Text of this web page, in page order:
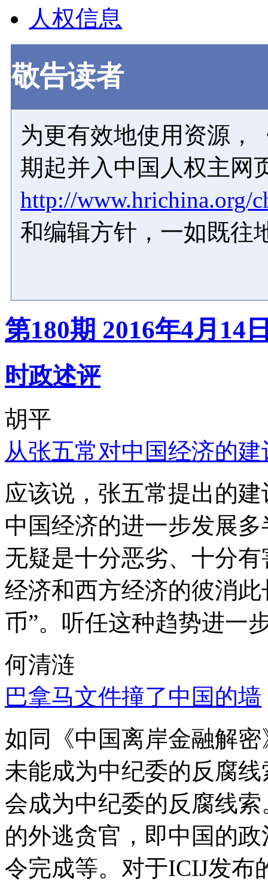
人权信息
敬告读者
为更有效地使用资源，
期起并入中国人权主网
http://www.hrichina.org/
和编辑方针，一如既往
第180期 2016年4月14
时政述评
胡平
从张五常对中国经济的
应该说，张五常提出的
中国经济的进一步发展
无疑是十分恶劣、十分
经济和西方经济的彼消
币”。听任这种趋势进一
何清涟
巴拿马文件撞了中国的墙
如同《中国离岸金融解
未能成为中纪委的反腐
会成为中纪委的反腐线
的外逃贪官，即中国的
令完成等。对于ICIJ发布